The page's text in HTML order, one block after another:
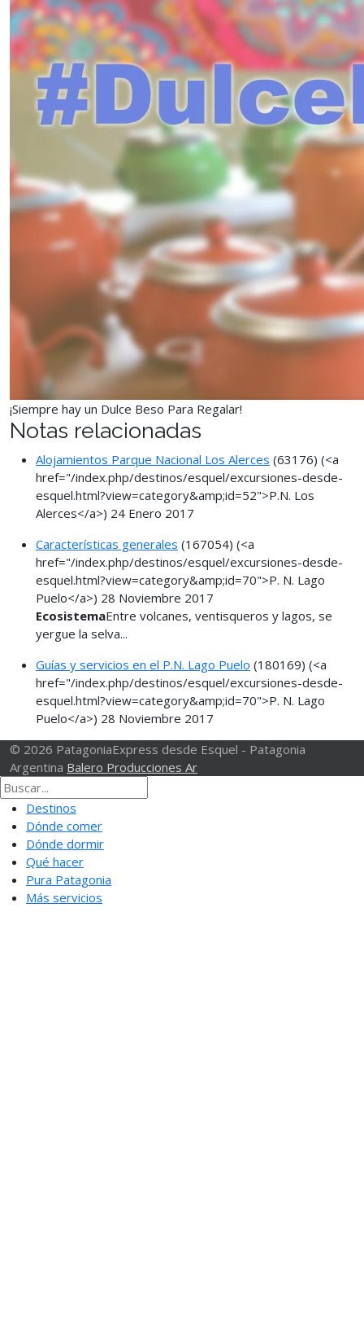
¡Siempre hay un Dulce Beso Para Regalar!
Notas relacionadas
Alojamientos Parque Nacional Los Alerces (63176) (<a
href="/index.php/destinos/esquel/excursiones-desde-
esquel.html?view=category&amp;id=52">P.N. Los
Alerces</a>) 24 Enero 2017
Características generales (167054) (<a
href="/index.php/destinos/esquel/excursiones-desde-
esquel.html?view=category&amp;id=70">P. N. Lago
Puelo</a>) 28 Noviembre 2017
EcosistemaEntre volcanes, ventisqueros y lagos, se
yergue la selva...
Guías y servicios en el P.N. Lago Puelo (180169) (<a
href="/index.php/destinos/esquel/excursiones-desde-
esquel.html?view=category&amp;id=70">P. N. Lago
Puelo</a>) 28 Noviembre 2017
© 2026 PatagoniaExpress desde Esquel - Patagonia
Argentina Balero Producciones Ar
Destinos
Dónde comer
Dónde dormir
Qué hacer
Pura Patagonia
Más servicios